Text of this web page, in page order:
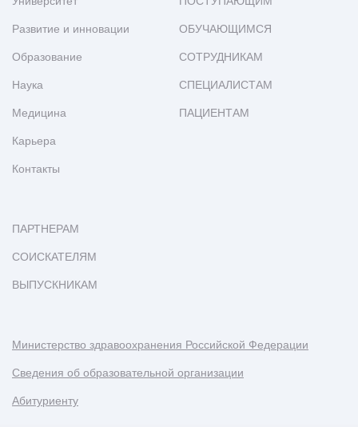
Развитие и инновации
Образование
Наука
Медицина
Карьера
Контакты
ОБУЧАЮЩИМСЯ
СОТРУДНИКАМ
СПЕЦИАЛИСТАМ
ПАЦИЕНТАМ
ПАРТНЕРАМ
СОИСКАТЕЛЯМ
ВЫПУСКНИКАМ
Министерство здравоохранения Российской Федерации
Сведения об образовательной организации
Абитуриенту